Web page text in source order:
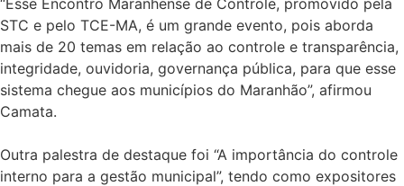
STC e pelo TCE-MA, é um grande evento, pois aborda
mais de 20 temas em relação ao controle e transparência,
integridade, ouvidoria, governança pública, para que esse
sistema chegue aos municípios do Maranhão”, afirmou
Camata.
Outra palestra de destaque foi “A importância do controle
interno para a gestão municipal”, tendo como expositores